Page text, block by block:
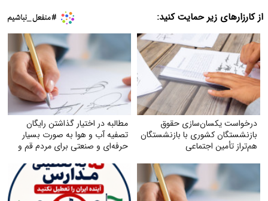
از کارزارهای زیر حمایت کنید:
درخواست یکسان‌سازی حقوق
بازنشستگان کشوری با بازنشستگان
هم‌تراز تأمین اجتماعی
مطالبه در اختیار گذاشتن رایگان
تصفیه آب و هوا به‌ صورت بسیار
حرفه‌ای و صنعتی برای مردم قم و